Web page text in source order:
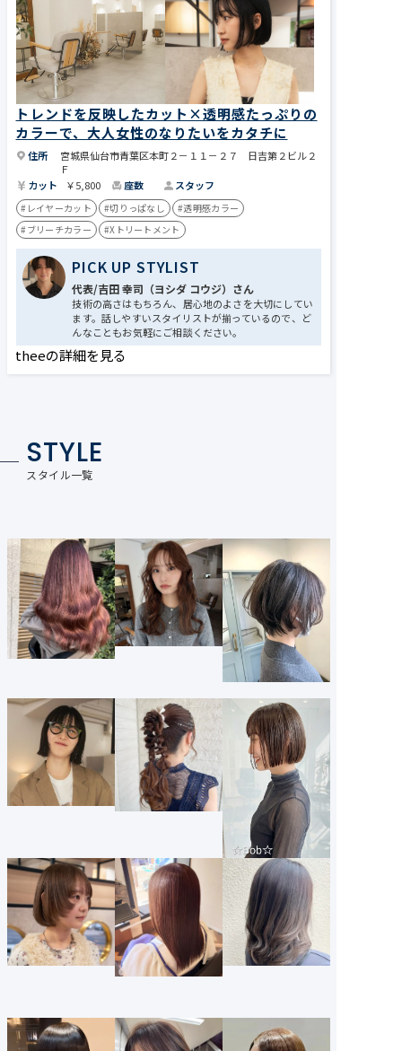
トレンドを反映したカット×透明感たっぷりの
カラーで、大人女性のなりたいをカタチに
住所
宮城県仙台市青葉区本町２－１１－２７ 日吉第２ビル２
Ｆ
カット
￥5,800 座数 スタッフ
#レイヤーカット #切りっぱなし
#透明感カラー
#ブリーチカラー
#Xトリートメント
PICK UP STYLIST
代表/吉田 幸司（ヨシダ コウジ）さん
技術の高さはもちろん、居心地のよさを大切にしてい
ます。話しやすいスタイリストが揃っているので、ど
んなこともお気軽にご相談ください。
theeの詳細を見る
STYLE
スタイル一覧